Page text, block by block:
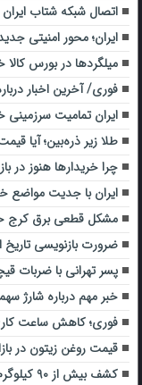
اتصال شبکه شتاب
ایران؛ محور امنیتی
میلگردها در بورس
فوری/ آخرین اخبار
ایران تمامیت سرزمینی
طلا زیر ذره‌بین؛ آیا
چرا خریدارها هنوز در
ایران با جدیت مواضع
مشکل قطعی برق کرج
ضرورت بازنویسی تاریخ
پسر تهرانی با ضربات
خبر مهم درباره شارژ
فوری؛ کاهش ساعت
قیمت روغن زیتون در
کشف بیش از ۹۰ کیلوگرم تریاک با طعم لیمو در تهران! + عکس